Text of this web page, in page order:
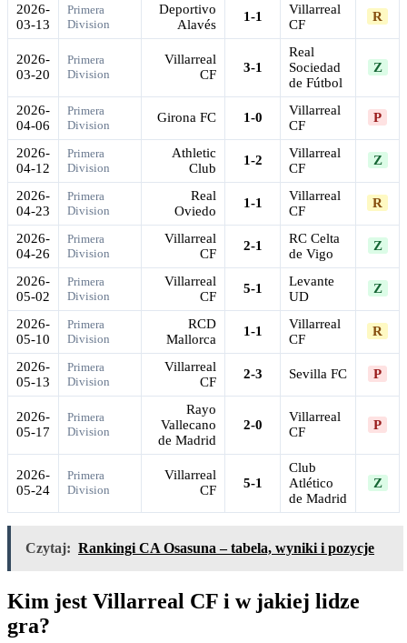
2026-
03-13
Primera
Division
Deportivo
Alavés
1-1
Villarreal
CF
R
2026-
03-20
Primera
Division
Villarreal
CF
3-1
Real
Sociedad
de Fútbol
Z
2026-
04-06
Primera
Division
Girona FC 1-0
Villarreal
CF
P
2026-
04-12
Primera
Division
Athletic
Club
1-2
Villarreal
CF
Z
2026-
04-23
Primera
Division
Real
Oviedo
1-1
Villarreal
CF
R
2026-
04-26
Primera
Division
Villarreal
CF
2-1
RC Celta
de Vigo
Z
2026-
05-02
Primera
Division
Villarreal
CF
5-1
Levante
UD
Z
2026-
05-10
Primera
Division
RCD
Mallorca
1-1
Villarreal
CF
R
2026-
05-13
Primera
Division
Villarreal
CF
2-3 Sevilla FC P
2026-
05-17
Primera
Division
Rayo
Vallecano
de Madrid
2-0
Villarreal
CF
P
2026-
05-24
Primera
Division
Villarreal
CF
5-1
Club
Atlético
de Madrid
Z
Czytaj: Rankingi CA Osasuna – tabela, wyniki i pozycje
Kim jest Villarreal CF i w jakiej lidze
gra?